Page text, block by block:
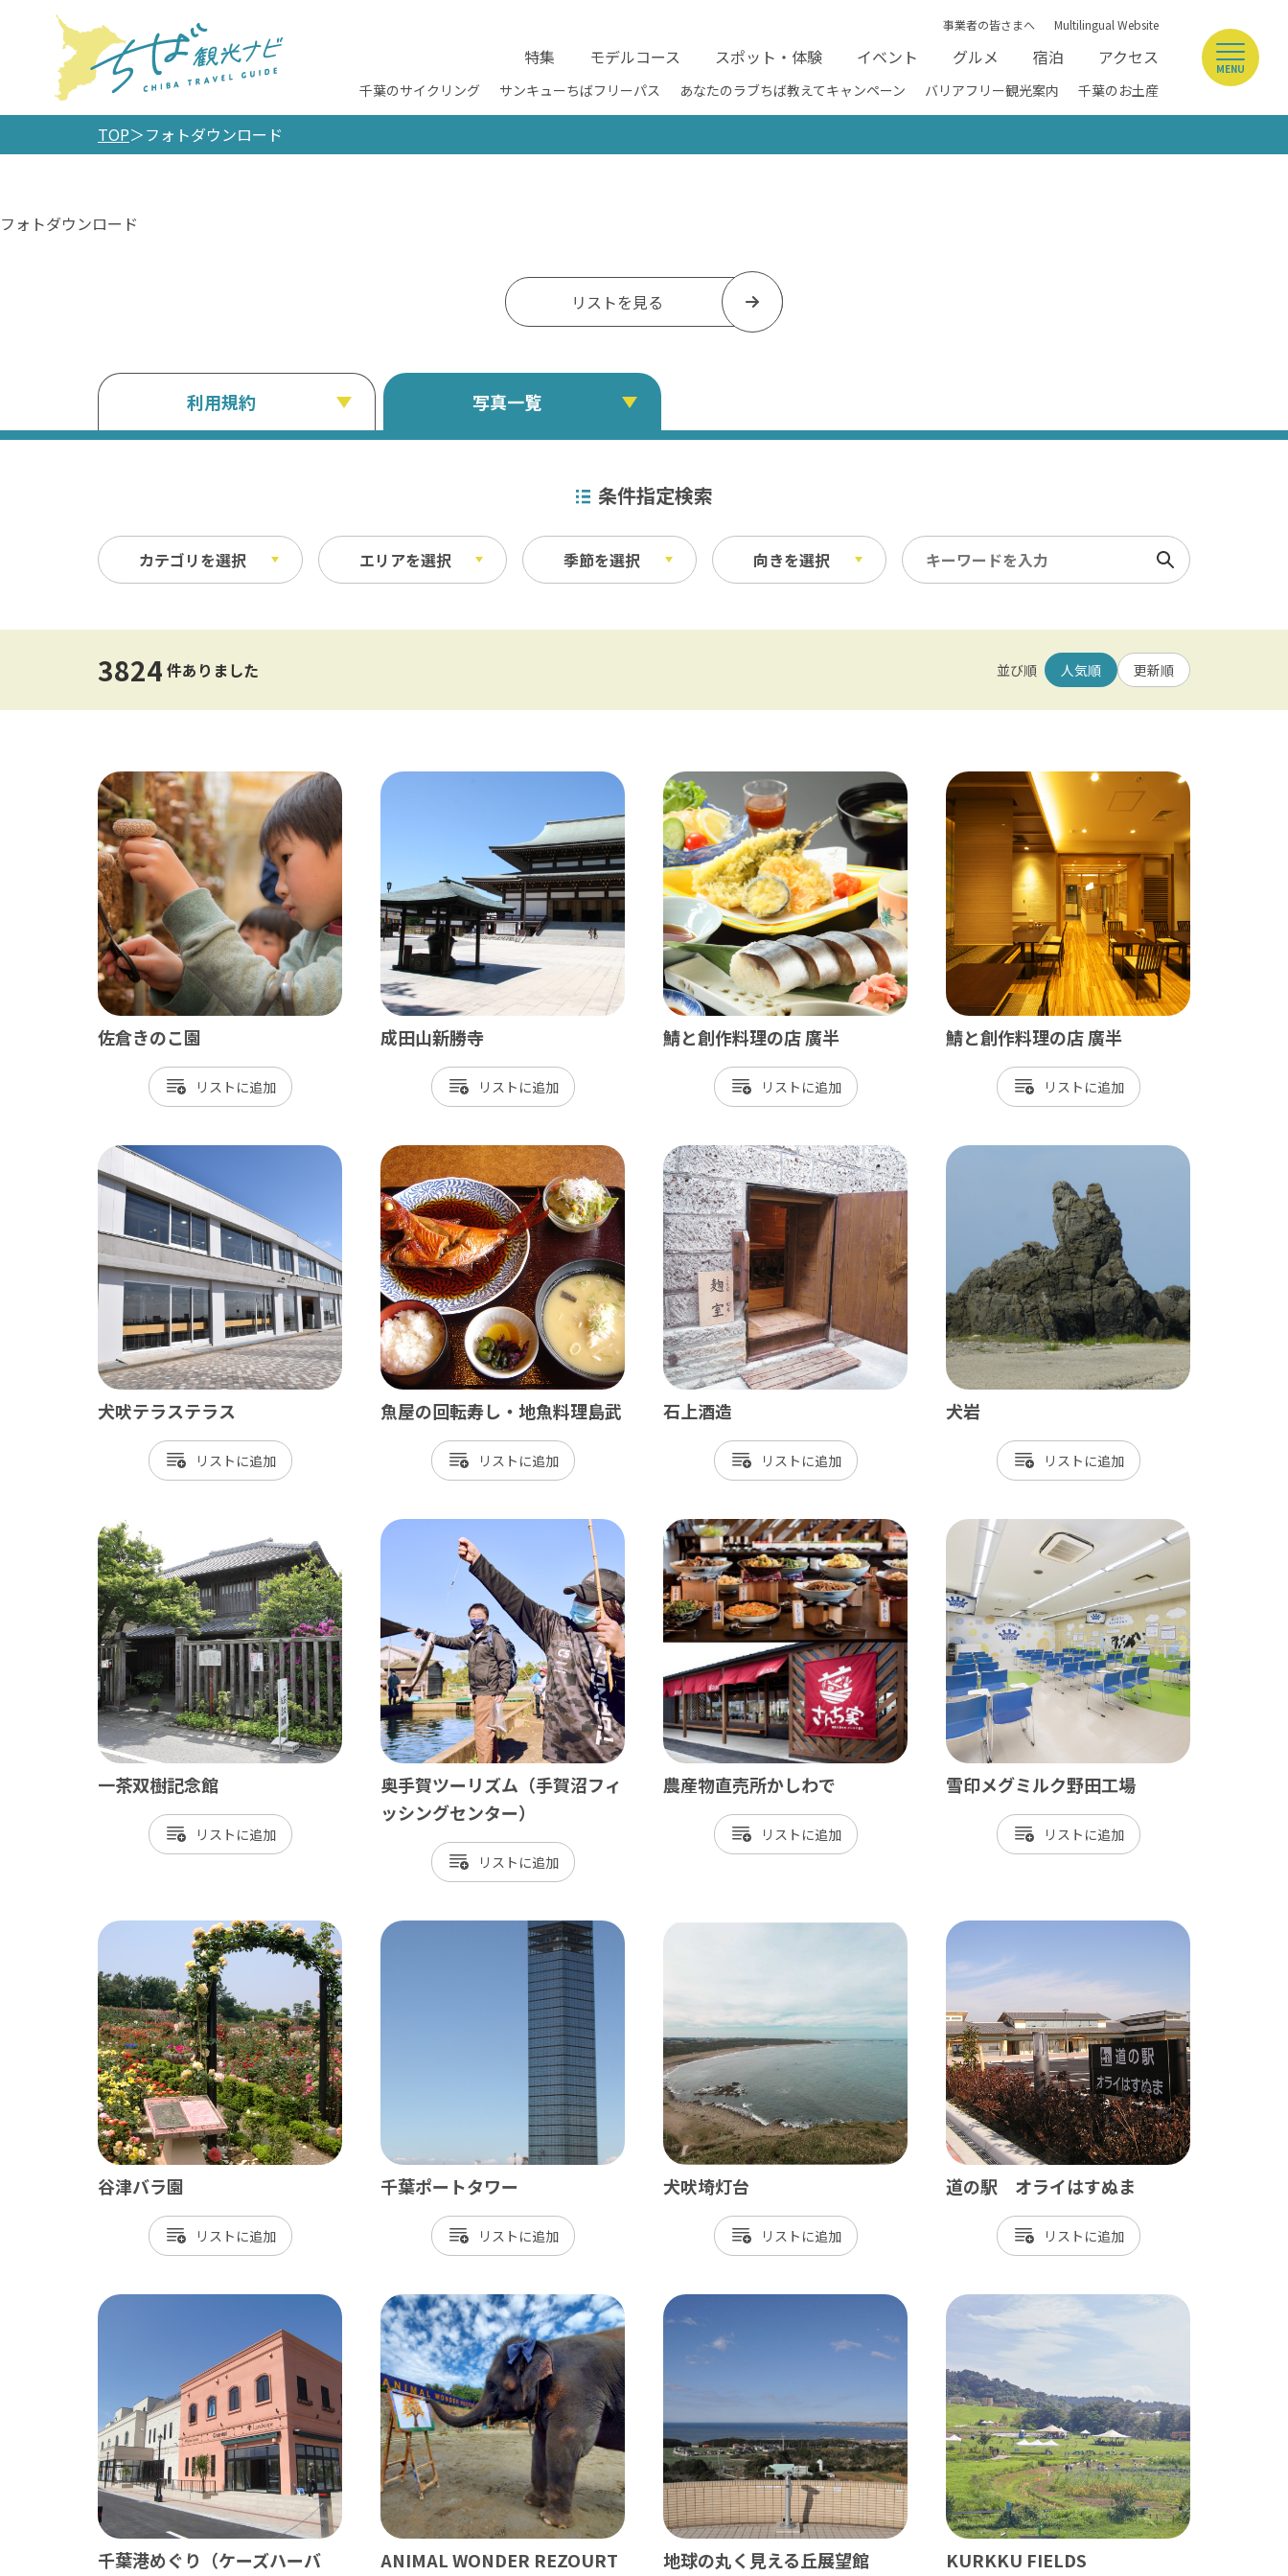
事業者の皆さまへ Multilingual Website
特集 モデルコース スポット・体験 イベント グルメ 宿泊 アクセス
千葉のサイクリング サンキューちばフリーパス あなたのラブちば教えてキャンペーン バリアフリー観光案内 千葉のお土産
MENU
TOP フォトダウンロード
フォトダウンロード
リストを見る
利用規約 写真一覧
条件指定検索
カテゴリを選択 エリアを選択 季節を選択 向きを選択 検索
ふなばしアンデルセン公園 / 京成バラ園 / 幕張メッセ / 舞浜 / 千葉
東葛飾
松戸 / 本土寺 / 柏 / あけぼの山農業公園 / 野田 / 清水公園
北総
小江戸佐原 / 佐倉ふるさと広場 / 成田山新勝寺 / 銚子（犬吠埼）
九十九里
九十九里浜 / 釣ヶ崎海岸（サーフィン） / 白子温泉 / 茂原 / 御宿
大山千枚田 / 鴨川シーワールド / 勝浦 / 岡本桟橋 / 館山 / いすみ鉄道
かずさ・臨海
木更津 / 海ほたるPA / 東京ドイツ村 / 富津 / 鋸山 / マザー牧場 / 小湊鐡道
ベイエリア
千葉市
市川市
船橋市
習志野市
浦安市
四街道市
東葛飾
松戸市
野田市
柏市
流山市
鎌ケ谷市
北総
銚子市
成田市
佐倉市
八街市
白井市
富里市
香取市
酒々井町
栄町
神崎町
多古町
九十九里
茂原市
東金市
旭市
大網白里市
九十九里町
横芝光町
一宮町
睦沢町
長生村
白子町
勝浦市
鴨川市
南房総市
いすみ市
大多喜町
御宿町
鋸南町
3824 件ありました 並び順 人気順 更新順
佐倉きのこ園
リスト
成田山新勝寺
リスト
鯖と創作料理の店 廣半
リスト
鯖と創作料理の店 廣半
リスト
犬吠テラステラス
リスト
魚屋の回転寿し・地魚料理島武
リスト
石上酒造
リスト
犬岩
リスト
一茶双樹記念館
リスト
奥手賀ツーリズム（手賀沼フィ
ッシングセンター）
リスト
農産物直売所かしわで
リスト
雪印メグミルク野田工場
リスト
谷津バラ園
リスト
千葉ポートタワー
リスト
犬吠埼灯台
リスト
道の駅 オライはすぬま
リスト
千葉港めぐり（ケーズハーバ
ANIMAL WONDER REZOURT
地球の丸く見える丘展望館 KURKKU FIELDS